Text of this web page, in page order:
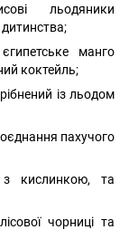
льодяники
манго
коктейль;
із льодом
пахучого
кислинкою, та
чорниці та